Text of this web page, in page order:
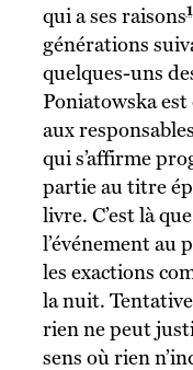
qui a ses raisons
générations
quelques-uns
Poniatowska
aux
qui s’affirme
partie au titre
livre. C’est là
l’événement au
les exactions
la nuit. Tentative
rien ne peut
sens où rien